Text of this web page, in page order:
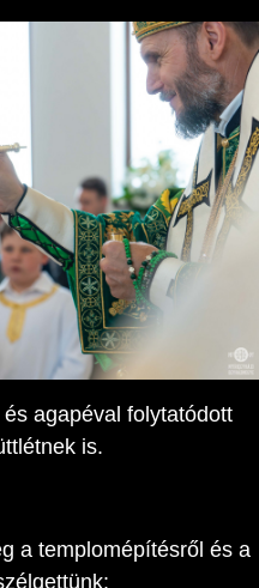
agapéval folytatódott
is.
a templomépítésről és a